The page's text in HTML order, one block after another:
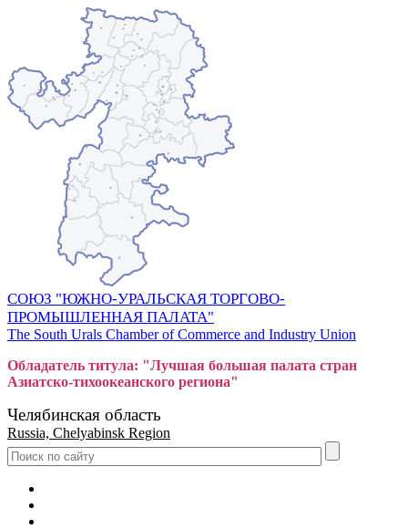
СОЮЗ "ЮЖНО-УРАЛЬСКАЯ ТОРГОВО-
ПРОМЫШЛЕННАЯ ПАЛАТА"
The South Urals Chamber of Commerce and Industry Union
Обладатель титула: "Лучшая большая палата стран
Азиатско-тихоокеанского региона"
Челябинская область
Russia, Chelyabinsk Region